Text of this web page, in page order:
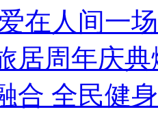
在人间一
居周年庆
合 全民健